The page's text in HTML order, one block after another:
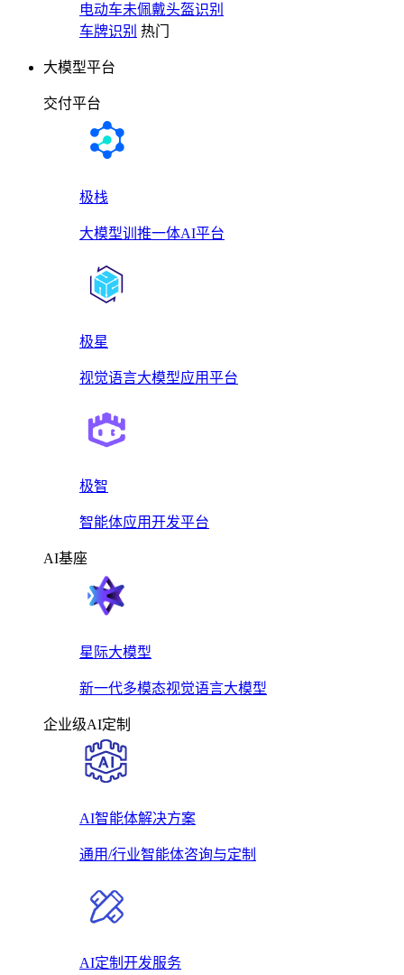
电动车未佩戴头盔识别
车牌识别 热门
大模型平台
交付平台
极栈
大模型训推一体AI平台
极星
视觉语言大模型应用平台
极智
智能体应用开发平台
AI基座
星际大模型
新一代多模态视觉语言大模型
企业级AI定制
AI智能体解决方案
通用/行业智能体咨询与定制
AI定制开发服务